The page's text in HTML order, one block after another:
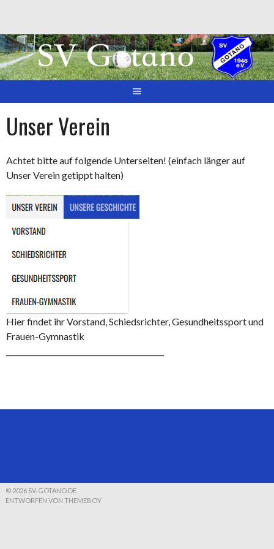
Inhalt
Unser Verein
Achtet bitte auf folgende Unterseiten! (einfach länger auf
Unser Verein getippt halten)
Hier findet ihr Vorstand, Schiedsrichter, Gesundheitssport und
Frauen-Gymnastik
© 2026 SV-GOTANO.DE
ENTWORFEN VON THEMEBOY